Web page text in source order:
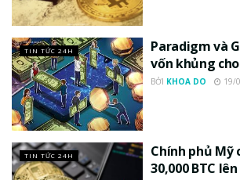
TIN TỨC 24H
Paradigm và
vốn khủng
BỞI KHOA DO 19/
TIN TỨC 24H
Chính phủ Mỹ
30,000 BTC